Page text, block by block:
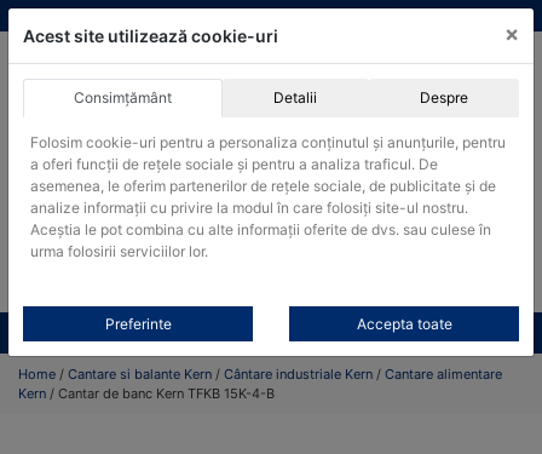
Skip
to
ACHIZITII PUBLICE
Produsele pot fi achizitionate si in sistemul SEAP / SICAP
Products
search
CAUTARE
Toate produsele CONTACT
Home / Cantare si balante Kern / Cântare industriale Kern / Cantare alimentare
Kern / Cantar de banc Kern TFKB 15K-4-B
Acest site utilizează cookie-uri ×
Consimțământ Detalii Despre
Folosim cookie-uri pentru a personaliza conținutul și anunțurile, pentru
a oferi funcții de rețele sociale și pentru a analiza traficul. De
asemenea, le oferim partenerilor de rețele sociale, de publicitate și de
analize informații cu privire la modul în care folosiți site-ul nostru.
Aceștia le pot combina cu alte informații oferite de dvs. sau culese în
urma folosirii serviciilor lor.
Preferinte Accepta toate